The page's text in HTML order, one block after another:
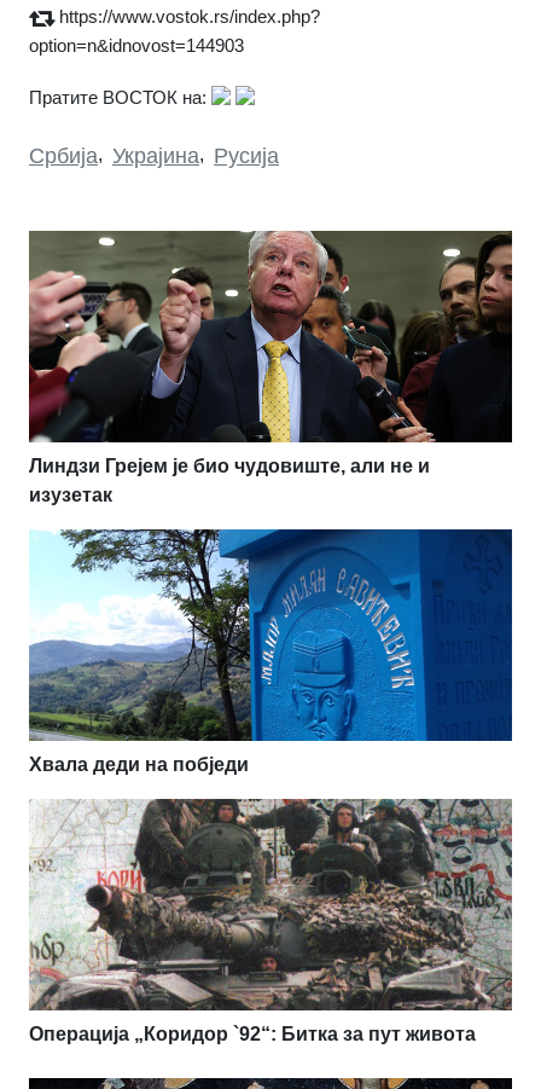
https://www.vostok.rs/index.php?
option=n&idnovost=144903
Пратите ВОСТОК на:
Србија, Украјина, Русија
Линдзи Грејем је био чудовиште, али не и
изузетак
Хвала деди на побједи
Операција „Коридор `92“: Битка за пут живота